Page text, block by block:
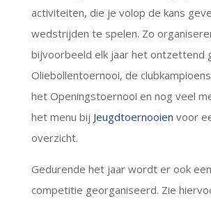
activiteiten, die je volop de kans
wedstrijden te spelen. Zo
bijvoorbeeld elk jaar het ontzettend
Oliebollentoernooi, de
het Openingstoernooi en nog veel
het menu bij Jeugdtoernooien voor
overzicht.
Gedurende het jaar wordt er ook
competitie georganiseerd. Zie